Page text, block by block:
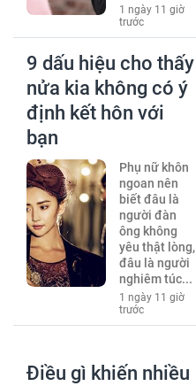
1 ngày 11 giờ
trước
9 dấu hiệu cho thấy
nửa kia không có ý
định kết hôn với
bạn
Phụ nữ khôn
ngoan nên
biết đâu là
người đàn
ông không
yêu thật lòng,
đâu là người
nghiêm túc...
1 ngày 11 giờ
trước
Điều gì khiến nhiều